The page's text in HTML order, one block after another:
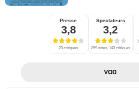
Presse
3,8
23 critiques
Spectateurs
3,2
859 notes, 143 critiques
VOD